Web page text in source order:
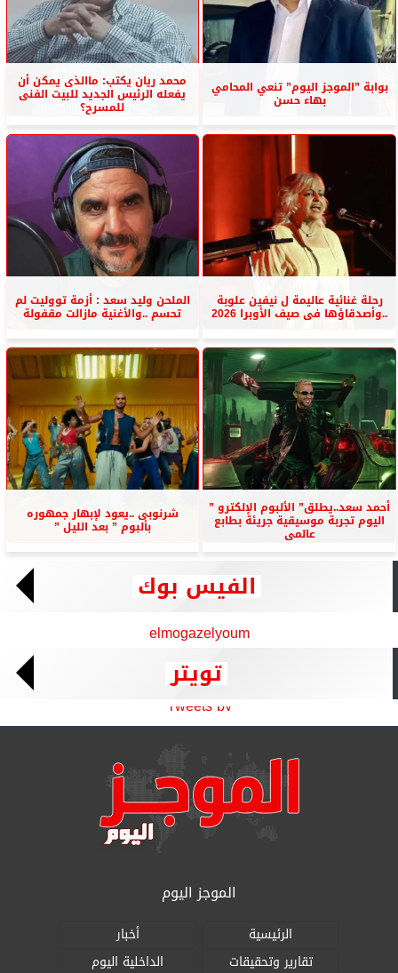
بوابة ”الموجز اليوم” تنعي المحامي
بهاء حسن
محمد ريان يكتب: ماالذى يمكن أن
يفعله الرئيس الجديد للبيت الفنى
للمسرح؟
رحلة غنائية عاليمة ل نيفين علوبة
..وأصدقاؤها فى صيف الأوبرا 2026
الملحن وليد سعد : أزمة تووليت لم
تحسم ..والأغنية مازالت مقفولة
أحمد سعد..يطلق” الألبوم الإلكترو ”
اليوم تجربة موسيقية جريئة بطابع
عالمى
شرنوبى ..يعود لإبهار جمهوره
بألبوم ” بعد الليل ”
الفيس بوك
elmogazelyoum
تويتر
Tweets by
الموجز اليوم
الرئيسية
أخبار
تقارير وتحقيقات
الداخلية اليوم